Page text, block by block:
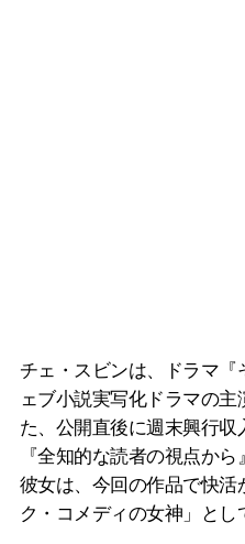
チェ・スビンは、ドラマ
ェブ小説実写化ドラマの
た、公開直後に週末興行
『全知的な読者の視点か
彼女は、今回の作品で快活
ク・コメディの女神」とし